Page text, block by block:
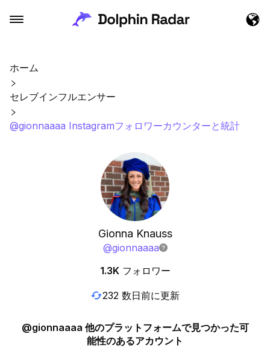
ホーム
セレブインフルエンサー
@gionnaaaa Instagramフォロワーカウンターと統計
Gionna Knauss
@gionnaaaa
1.3K フォロワー
232 数日前に更新
@gionnaaaa 他のプラットフォームで見つかった可
能性のあるアカウント